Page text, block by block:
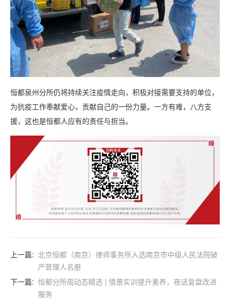
恒都泉州分所仍将持续关注疫情走向，积极对接需要支持的单位，
为抗疫工作奉献爱心，贡献自己的一份力量。一方有难，八方支
援，这也是恒都人应有的责任与担当。
上一篇: 北京恒都（南京）律师事务所入选南京市中级人民法院破
产管理人名册
下一篇: 恒都分所周动态精选 | 情景实训提升素养，夜话复盘改进
服务